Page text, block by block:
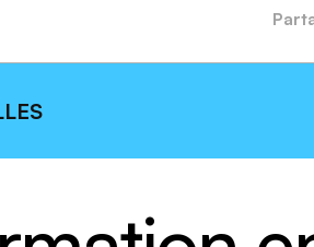
la prévention